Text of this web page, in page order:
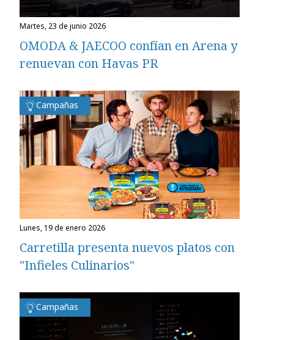
martes, 23 de junio 2026
OMODA & JAECOO confían en Arena y
renuevan con Havas PR
Campañas
lunes, 19 de enero 2026
Carretilla presenta nuevos platos con
"Infieles Culinarios"
Campañas